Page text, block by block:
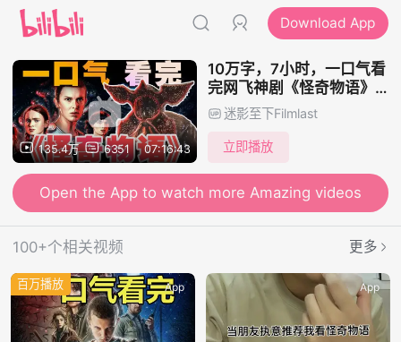
Download App
135.4万 6351 07:16:43
10万字，7小时，一口气看
完网飞神剧《怪奇物语》1-
5季！
迷影至下Filmlast
立即播放
Open the App to watch more Amazing videos
100+个相关视频 更多
百万播放 App App